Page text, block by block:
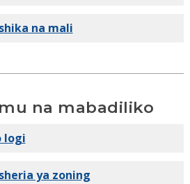
wa Kulia
maeneo
na mali
na mabadiliko
logi
ya zoning